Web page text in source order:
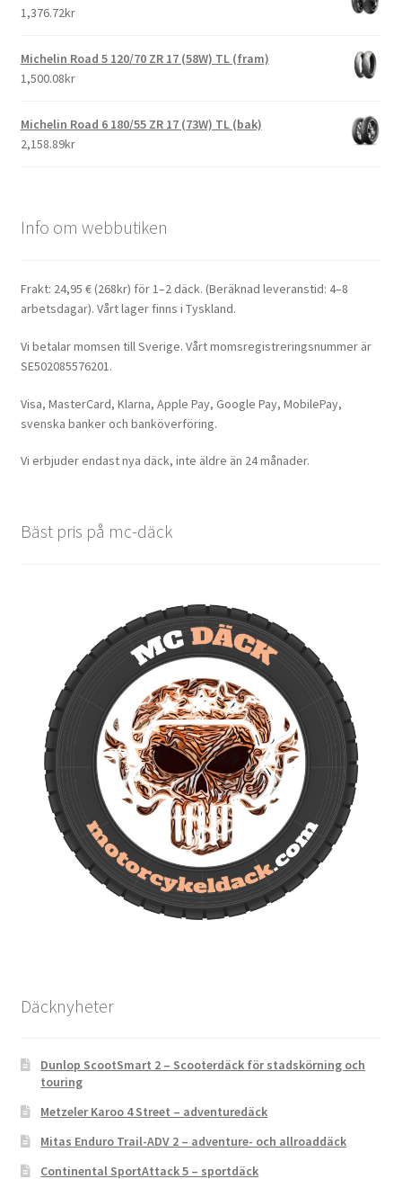
1,376.72kr
Michelin Road 5 120/70 ZR 17 (58W) TL (fram)
1,500.08kr
Michelin Road 6 180/55 ZR 17 (73W) TL (bak)
2,158.89kr
Info om webbutiken
Frakt: 24,95 € (268kr) för 1–2 däck. (Beräknad leveranstid: 4–8
arbetsdagar). Vårt lager finns i Tyskland.
Vi betalar momsen till Sverige. Vårt momsregistreringsnummer är
SE502085576201.
Visa, MasterCard, Klarna, Apple Pay, Google Pay, MobilePay,
svenska banker och banköverföring.
Vi erbjuder endast nya däck, inte äldre än 24 månader.
Bäst pris på mc-däck
Däcknyheter
Dunlop ScootSmart 2 – Scooterdäck för stadskörning och
touring
Metzeler Karoo 4 Street – adventuredäck
Mitas Enduro Trail-ADV 2 – adventure- och allroaddäck
Continental SportAttack 5 – sportdäck